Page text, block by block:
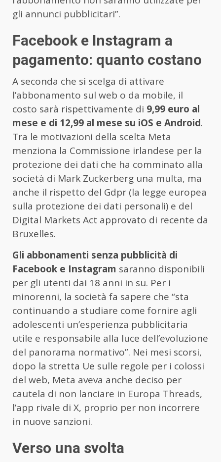
gli annunci pubblicitari”.
Facebook e Instagram a
pagamento: quanto costano
A seconda che si scelga di attivare
l’abbonamento sul web o da mobile, il
costo sarà rispettivamente di 9,99 euro al
mese e di 12,99 al mese su iOS e Android.
Tra le motivazioni della scelta Meta
menziona la Commissione irlandese per la
protezione dei dati che ha comminato alla
società di Mark Zuckerberg una multa, ma
anche il rispetto del Gdpr (la legge europea
sulla protezione dei dati personali) e del
Digital Markets Act approvato di recente da
Bruxelles.
Gli abbonamenti senza pubblicità di
Facebook e Instagram saranno disponibili
per gli utenti dai 18 anni in su. Per i
minorenni, la società fa sapere che “sta
continuando a studiare come fornire agli
adolescenti un’esperienza pubblicitaria
utile e responsabile alla luce dell’evoluzione
del panorama normativo”. Nei mesi scorsi,
dopo la stretta Ue sulle regole per i colossi
del web, Meta aveva anche deciso per
cautela di non lanciare in Europa Threads,
l’app rivale di X, proprio per non incorrere
in nuove sanzioni.
Verso una svolta